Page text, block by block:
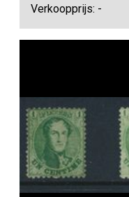
Verkoopprijs: -